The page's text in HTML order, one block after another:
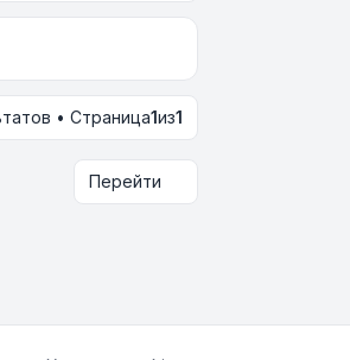
• Страница1из1
Перейти